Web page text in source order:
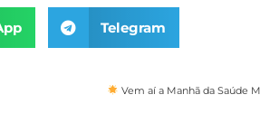
Telegram
Vem aí a Manhã da Saúde